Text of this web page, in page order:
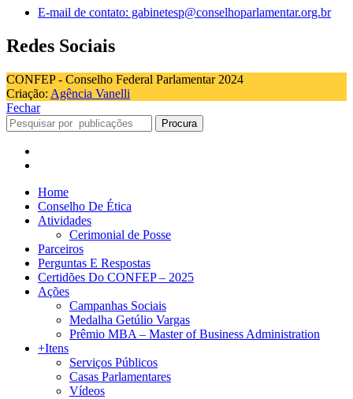
E-mail de contato: gabinetesp@conselhoparlamentar.org.br
Redes Sociais
CONFEP - Conselho Federal Parlamentar 2024
Criação: Agência Vanelli
Fechar
Procura
Home
Conselho De Ética
Atividades
Cerimonial de Posse
Parceiros
Perguntas E Respostas
Certidões Do CONFEP – 2025
Ações
Campanhas Sociais
Medalha Getúlio Vargas
Prêmio MBA – Master of Business Administration
+Itens
Serviços Públicos
Casas Parlamentares
Vídeos